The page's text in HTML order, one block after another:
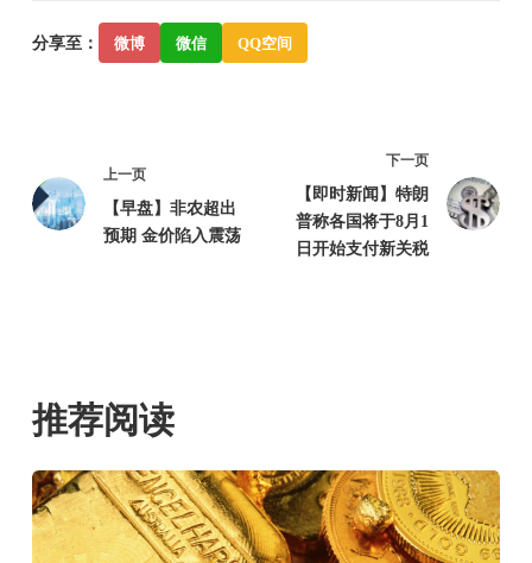
分享至： 微博 微信 QQ空间
上一页
【早盘】非农超出
预期 金价陷入震荡
下一页
【即时新闻】特朗
普称各国将于8月1
日开始支付新关税
推荐阅读